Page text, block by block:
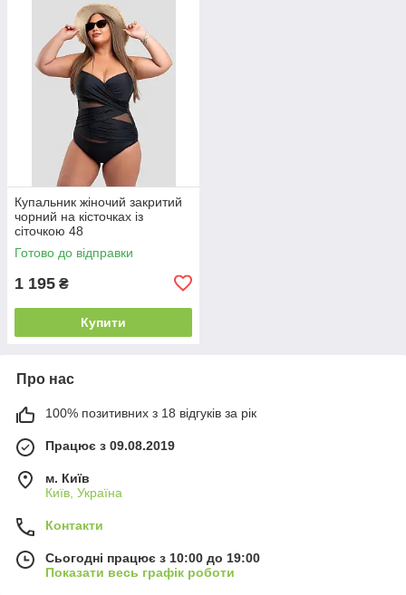
Купальник жіночий закритий
чорний на кісточках із
сіточкою 48
Готово до відправки
1 195 ₴
Купити
Про нас
100% позитивних з 18 відгуків за рік
Працює з 09.08.2019
м. Київ
Київ, Україна
Контакти
Сьогодні працює з 10:00 до 19:00
Показати весь графік роботи